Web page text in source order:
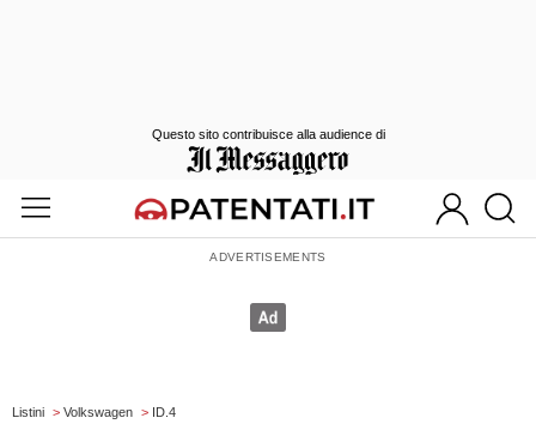
Listini > Volkswagen > ID.4
Questo sito contribuisce alla audience di